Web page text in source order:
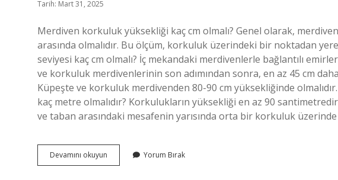
Tarih: Mart 31, 2025
Merdiven korkuluk yüksekliği kaç cm olmalı? Genel olarak,
arasında olmalıdır. Bu ölçüm, korkuluk üzerindeki bir noktadan
seviyesi kaç cm olmalı? İç mekandaki merdivenlerle bağlantılı
ve korkuluk merdivenlerinin son adımından sonra, en az 45 cm
Küpeşte ve korkuluk merdivenden 80-90 cm yüksekliğinde
kaç metre olmalıdır? Korkulukların yüksekliği en az 90
ve taban arasındaki mesafenin yarısında orta bir korkuluk
Devamını okuyun Merdiven
Korkuluk
Yorum Bırak